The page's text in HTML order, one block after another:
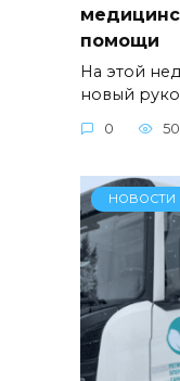
помощи
На этой
новый
0
НОВОСТИ